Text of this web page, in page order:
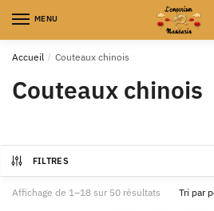
MENU
Accueil / Couteaux chinois
Couteaux chinois
FILTRES
Affichage de 1–18 sur 50 résultats